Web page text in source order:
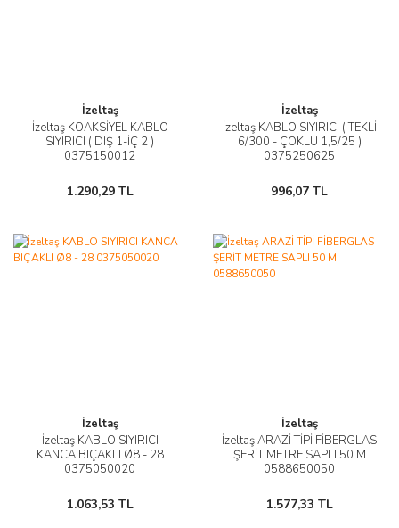
İzeltaş
İzeltaş KOAKSİYEL KABLO
SIYIRICI ( DIŞ 1-İÇ 2 )
0375150012
1.290,29 TL
İzeltaş
İzeltaş KABLO SIYIRICI ( TEKLİ
6/300 - ÇOKLU 1,5/25 )
0375250625
996,07 TL
İzeltaş
İzeltaş KABLO SIYIRICI
KANCA BIÇAKLI Ø8 - 28
0375050020
1.063,53 TL
İzeltaş
İzeltaş ARAZİ TİPİ FİBERGLAS
ŞERİT METRE SAPLI 50 M
0588650050
1.577,33 TL